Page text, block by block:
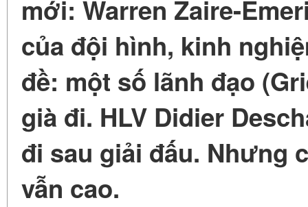
mới: Warren Zaire-
của đội hình, kinh
đề: một số lãnh đạo
già đi. HLV Didier
đi sau giải đấu. Nhưng
vẫn cao.